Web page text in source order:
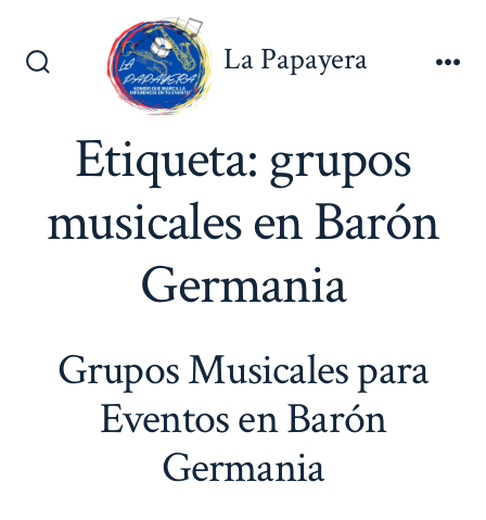
Alternar
La Papayera
Etiqueta: grupos
musicales en Barón
Germania
Grupos Musicales para
Eventos en Barón
Germania